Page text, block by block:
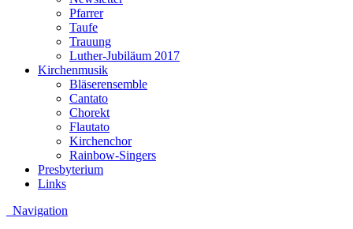
Pfarrer
Taufe
Trauung
Luther-Jubiläum 2017
Kirchenmusik
Bläserensemble
Cantato
Chorekt
Flautato
Kirchenchor
Rainbow-Singers
Presbyterium
Links
Navigation